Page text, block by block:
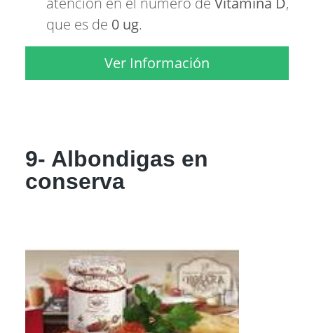
que es de 0 ug.
Ver Información
9- Albondigas en
conserva